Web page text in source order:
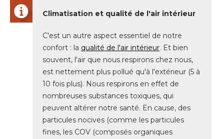
Climatisation et qualité de l'air intérieur
C'est un autre aspect essentiel de notre
confort : la qualité de l'air intérieur. Et bien
souvent, l'air que nous respirons chez nous,
est nettement plus pollué qu'à l'extérieur (5 à
10 fois plus). Nous respirons en effet de
nombreuses substances toxiques, qui
peuvent altérer notre santé. En cause, des
particules nocives (comme les particules
fines, les COV (composés organiques